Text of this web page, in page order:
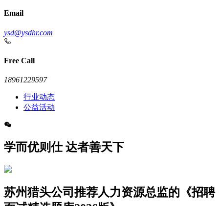
Email
ysd@ysdhr.com
Free Call
18961229597
行业动态
公益活动
学而优则仕 达者善天下
苏州猎头公司推荐人力资源总监的《招聘